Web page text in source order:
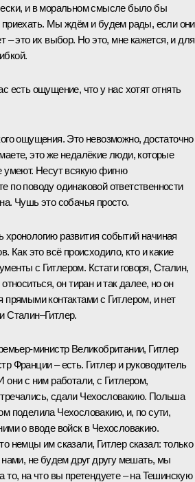
и в моральном смысле было бы
приехать. Мы ждём и будем рады, если они
– это их выбор. Но это, мне кажется, и для
есть ощущение, что у нас хотят отнять
ощущения. Это невозможно, достаточно
это же недалёкие люди, которые
умеют. Несут всякую фигню
по поводу одинаковой ответственности
Чушь это собачья просто.
хронологию развития событий начиная
Как это всё происходило, кто и какие
с Гитлером. Кстати говоря, Сталин,
он тиран и так далее, но он
прямыми контактами с Гитлером, и нет
Сталин–Гитлер.
министр Великобритании, Гитлер
Франции – есть. Гитлер и руководитель
они с ним работали, с Гитлером,
сдали Чехословакию. Польша
поделила Чехословакию, и, по сути,
о вводе войск в Чехословакию.
немцы им сказали, Гитлер сказал: только
не будем друг другу мешать, мы
то, на что вы претендуете – на Тешинскую